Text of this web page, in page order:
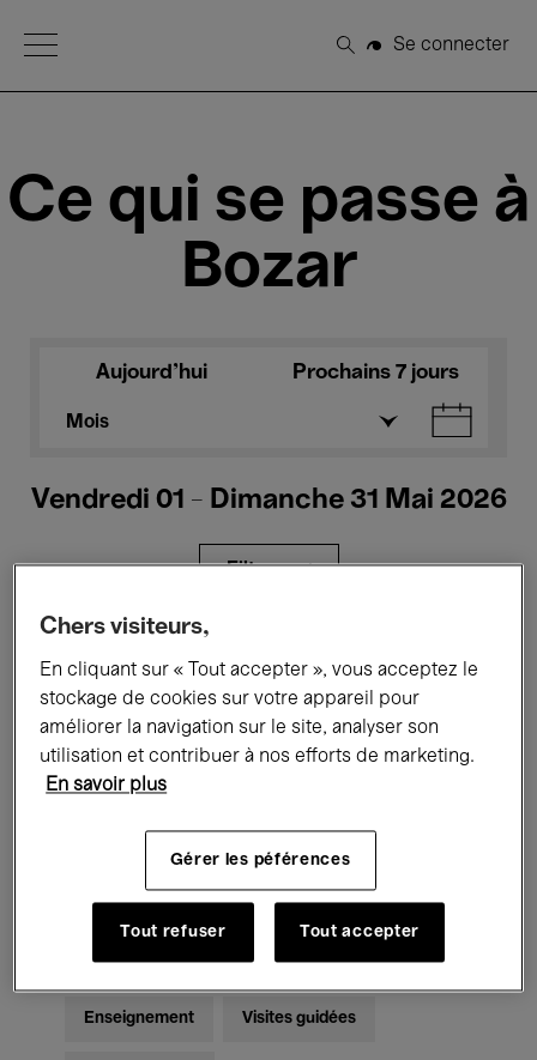
Open Menu
Rechercher
Se connecter
Ce qui se passe à
Bozar
Aujourd'hui Prochains 7 jours
Mois
Vendredi 01 - Dimanche 31 Mai 2026
Filtres
Expositions Films Performances
Rencontres & Débats Jazz
Musique électronique
Pour tous Kids’ Palace
Enseignement Visites guidées
Chers visiteurs,
En cliquant sur « Tout accepter », vous acceptez le
stockage de cookies sur votre appareil pour
améliorer la navigation sur le site, analyser son
utilisation et contribuer à nos efforts de marketing.
En savoir plus
Gérer les péférences
Tout refuser Tout accepter